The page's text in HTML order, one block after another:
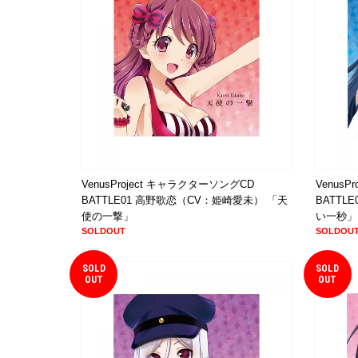
VenusProject キャラクターソングCD
BATTLE01 高野歌恋（CV：姫崎愛未） 「天
使の一撃」
SOLDOUT
い一秒」
SOLD
OUT
SOLD
OUT